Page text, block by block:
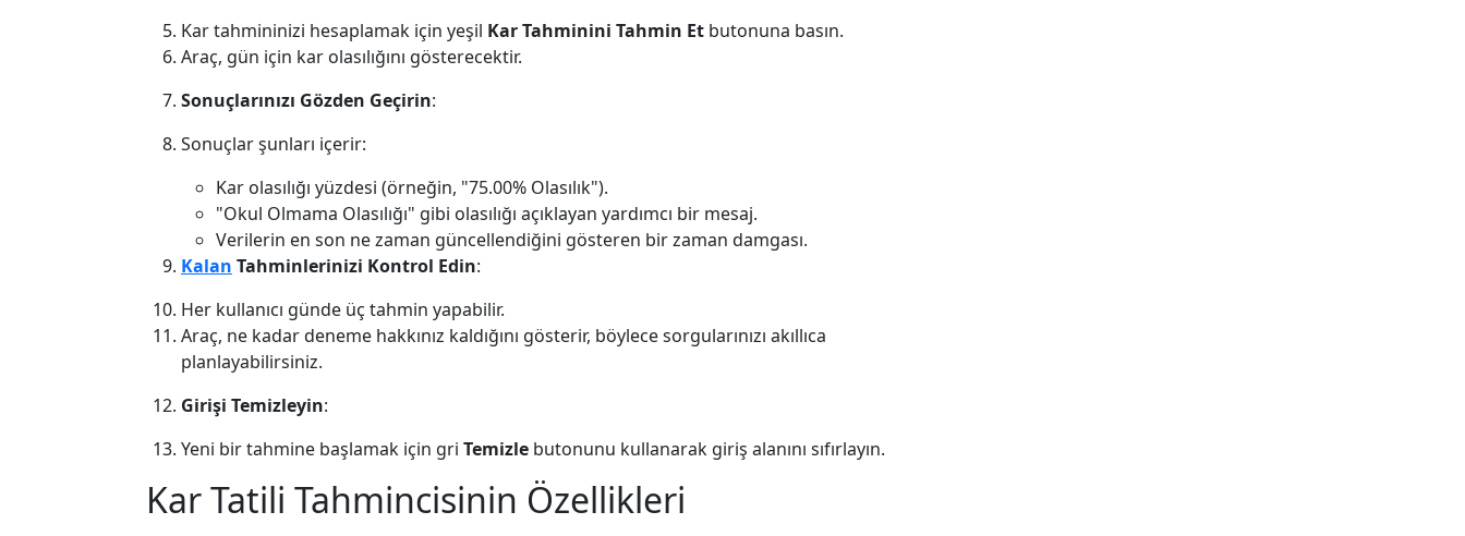
Kar tahmininizi hesaplamak için yeşil Kar Tahminini Tahmin Et butonuna basın.
Araç, gün için kar olasılığını gösterecektir.
Sonuçlarınızı Gözden Geçirin:
Sonuçlar şunları içerir:
Kar olasılığı yüzdesi (örneğin, "75.00% Olasılık").
"Okul Olmama Olasılığı" gibi olasılığı açıklayan yardımcı bir mesaj.
Verilerin en son ne zaman güncellendiğini gösteren bir zaman damgası.
Kalan Tahminlerinizi Kontrol Edin:
Her kullanıcı günde üç tahmin yapabilir.
Araç, ne kadar deneme hakkınız kaldığını gösterir, böylece sorgularınızı akıllıca
planlayabilirsiniz.
Girişi Temizleyin:
Yeni bir tahmine başlamak için gri Temizle butonunu kullanarak giriş alanını sıfırlayın.
Kar Tatili Tahmincisinin Özellikleri